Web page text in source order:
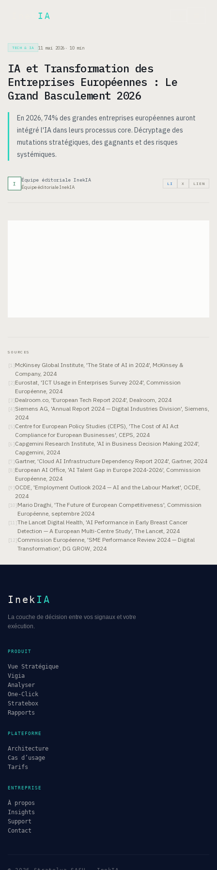
IA
TECH & IA 11 mai 2026 · 10 min
IA et Transformation des
Entreprises Européennes : Le
Grand Basculement 2026
En 2026, 74% des grandes entreprises européennes auront
intégré l'IA dans leurs processus core. Décryptage des
mutations stratégiques, des gagnants et des risques
systémiques.
I
Équipe éditoriale InekIA
Équipe éditoriale InekIA
LI X LIEN
SOURCES
[1 ]McKinsey Global Institute, 'The State of AI in 2024', McKinsey &
Company, 2024
[2]Eurostat, 'ICT Usage in Enterprises Survey 2024', Commission
Européenne, 2024
[ 3]Dealroom.co, 'European Tech Report 2024', Dealroom, 2024
[4 ]Siemens AG, 'Annual Report 2024 — Digital Industries Division', Siemens,
2024
[5]Centre for European Policy Studies (CEPS), 'The Cost of AI Act
Compliance for European Businesses', CEPS, 2024
[6 ]Capgemini Research Institute, 'AI in Business Decision Making 2024',
Capgemini, 2024
[7 ]Gartner, 'Cloud AI Infrastructure Dependency Report 2024', Gartner, 2024
[8]European AI Office, 'AI Talent Gap in Europe 2024-2026', Commission
Européenne, 2024
[9 ]OCDE, 'Employment Outlook 2024 — AI and the Labour Market', OCDE,
2024
[10]Mario Draghi, 'The Future of European Competitiveness', Commission
Européenne, septembre 2024
[11 ]The Lancet Digital Health, 'AI Performance in Early Breast Cancer
Detection — A European Multi-Centre Study', The Lancet, 2024
[12]Commission Européenne, 'SME Performance Review 2024 — Digital
Transformation', DG GROW, 2024
Inek IA
La couche de décision entre vos signaux et votre
exécution.
PRODUIT
Vue Stratégique
Vigia
Analyser
One-Click
Stratebox
Rapports
PLATEFORME
Architecture
Cas d’usage
Tarifs
ENTREPRISE
À propos
Insights
Support
Contact